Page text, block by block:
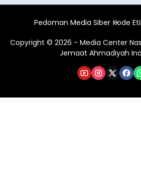
Pedoman Media Siber Kode
Copyright © 2026 - Media Center
Jemaat Ahmadiyah